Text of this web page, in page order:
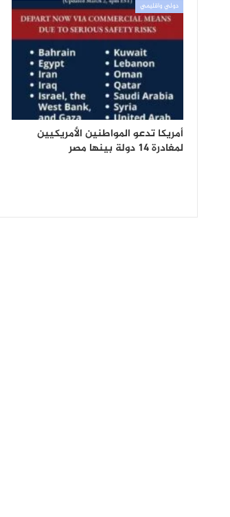
دولي واقليمي
أمريكا تدعو المواطنين الأمريكيين
لمغادرة 14 دولة بينها مصر